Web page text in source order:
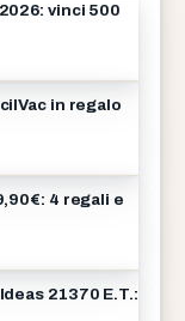
vinci 500
in regalo
4 regali e
21370 E.T.: